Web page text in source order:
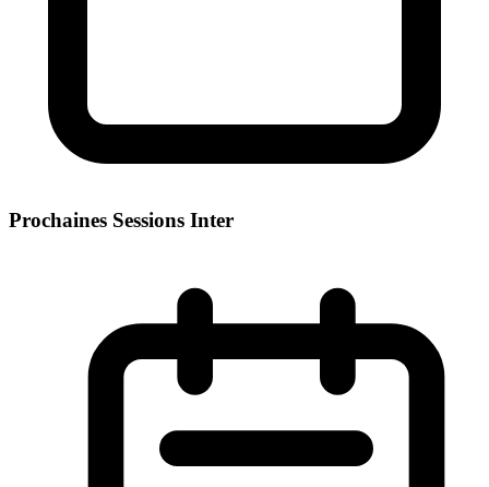
Prochaines Sessions Inter